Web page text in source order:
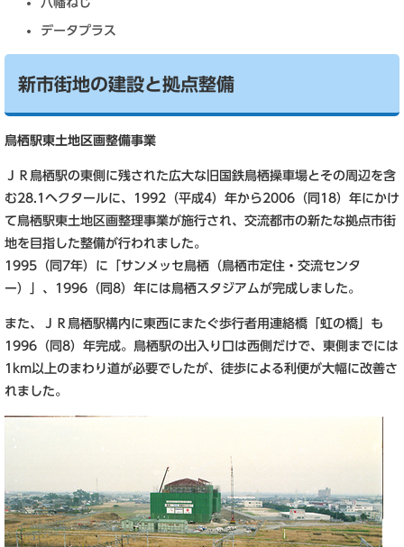
八幡ねじ
データプラス
新市街地の建設と拠点整備
鳥栖駅東土地区画整備事業
ＪＲ鳥栖駅の東側に残された広大な旧国鉄鳥栖操車場とその周辺を含
む28.1ヘクタールに、1992（平成4）年から2006（同18）年にかけ
て鳥栖駅東土地区画整理事業が施行され、交流都市の新たな拠点市街
地を目指した整備が行われました。
1995（同7年）に「サンメッセ鳥栖（鳥栖市定住・交流センタ
ー）」、1996（同8）年には鳥栖スタジアムが完成しました。
また、ＪＲ鳥栖駅構内に東西にまたぐ歩行者用連絡橋「虹の橋」も
1996（同8）年完成。鳥栖駅の出入り口は西側だけで、東側までには
1km以上のまわり道が必要でしたが、徒歩による利便が大幅に改善さ
れました。